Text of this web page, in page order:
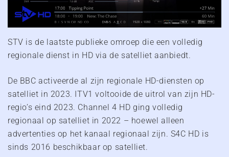
STV is de laatste publieke omroep die een volledig
regionale dienst in HD via de satelliet aanbiedt.
De BBC activeerde al zijn regionale HD-diensten op
satelliet in 2023. ITV1 voltooide de uitrol van zijn HD-
regio’s eind 2023. Channel 4 HD ging volledig
regionaal op satelliet in 2022 – hoewel alleen
advertenties op het kanaal regionaal zijn. S4C HD is
sinds 2016 beschikbaar op satelliet.